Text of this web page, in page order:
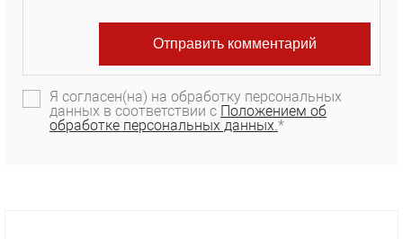
Я согласен(на) на обработку персональных
данных в соответствии с Положением об
обработке персональных данных.*